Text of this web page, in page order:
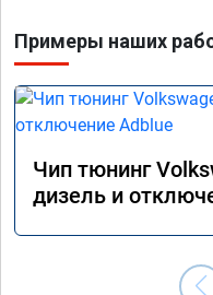
Примеры наших
Чип тюнинг
дизель и